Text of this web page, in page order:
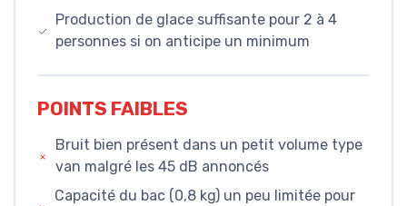
Production de glace suffisante pour 2 à 4
personnes si on anticipe un minimum
POINTS FAIBLES
Bruit bien présent dans un petit volume type
van malgré les 45 dB annoncés
Capacité du bac (0,8 kg) un peu limitée pour